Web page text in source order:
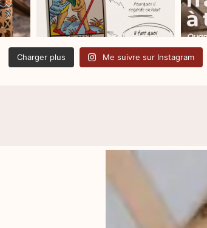
Charger plus Me suivre sur Instagram